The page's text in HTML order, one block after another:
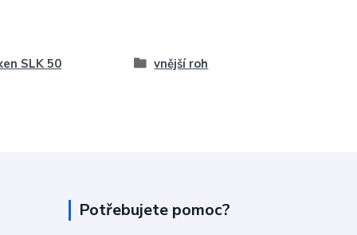
SLK 50 vnější roh
Potřebujete pomoc?